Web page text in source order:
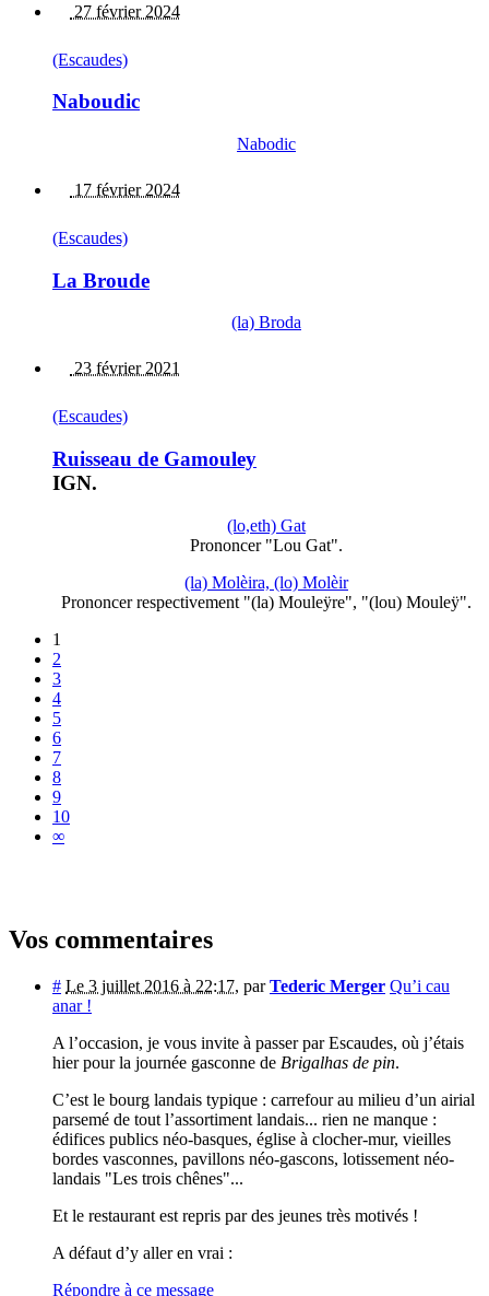
27 février 2024
(Escaudes)
Naboudic
Nabodic
17 février 2024
(Escaudes)
La Broude
(la) Broda
23 février 2021
(Escaudes)
Ruisseau de Gamouley
IGN.
(lo,eth) Gat
Prononcer "Lou Gat".
(la) Molèira, (lo) Molèir
Prononcer respectivement "(la) Mouleÿre", "(lou) Mouleÿ".
1
2
3
4
5
6
7
8
9
10
∞
Vos commentaires
# Le 3 juillet 2016 à 22:17, parTederic Merger Qu’i cau
anar !
A l’occasion, je vous invite à passer par Escaudes, où j’étais
hier pour la journée gasconne de Brigalhas de pin.
C’est le bourg landais typique : carrefour au milieu d’un airial
parsemé de tout l’assortiment landais... rien ne manque :
édifices publics néo-basques, église à clocher-mur, vieilles
bordes vasconnes, pavillons néo-gascons, lotissement néo-
landais "Les trois chênes"...
Et le restaurant est repris par des jeunes très motivés !
A défaut d’y aller en vrai :
Répondre à ce message